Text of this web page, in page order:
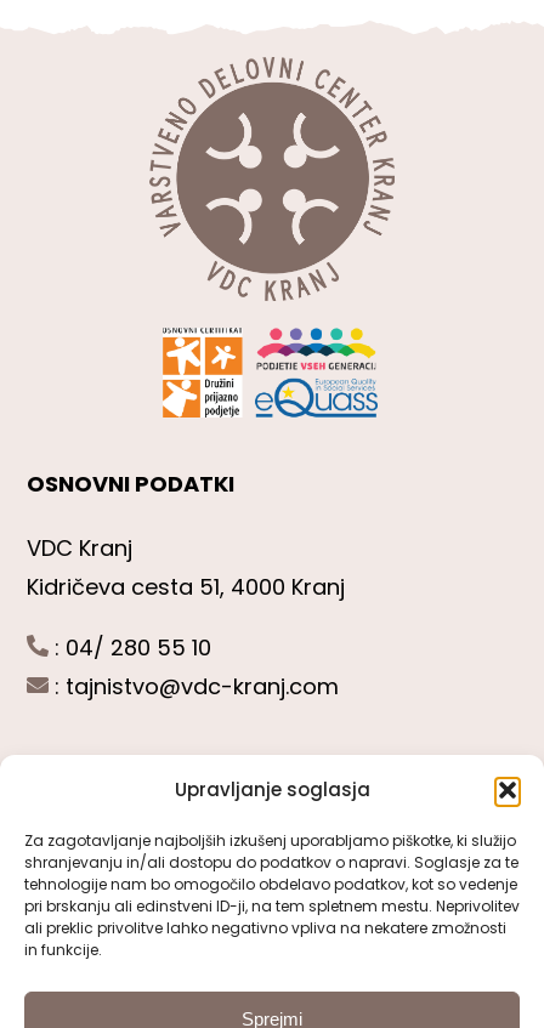
Upravljanje soglasja
Za zagotavljanje najboljših izkušenj uporabljamo piškotke, ki služijo
shranjevanju in/ali dostopu do podatkov o napravi. Soglasje za te
tehnologije nam bo omogočilo obdelavo podatkov, kot so vedenje
pri brskanju ali edinstveni ID-ji, na tem spletnem mestu. Neprivolitev
ali preklic privolitve lahko negativno vpliva na nekatere zmožnosti
in funkcije.
Sprejmi
OSNOVNI PODATKI
VDC Kranj
Kidričeva cesta 51, 4000 Kranj
: 04/ 280 55 10
: tajnistvo@vdc-kranj.com
Toggle
Navigation
Predstavitev VDC Kranj
SLEDITE NAM